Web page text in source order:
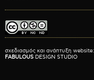
σχεδιασμός και ανάπτυξη website:
FABULOUS DESIGN STUDIO